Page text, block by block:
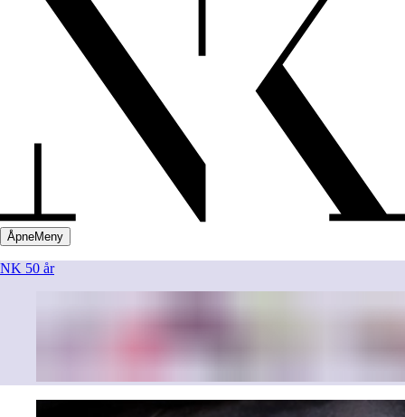
ÅpneMeny
NK 50 år